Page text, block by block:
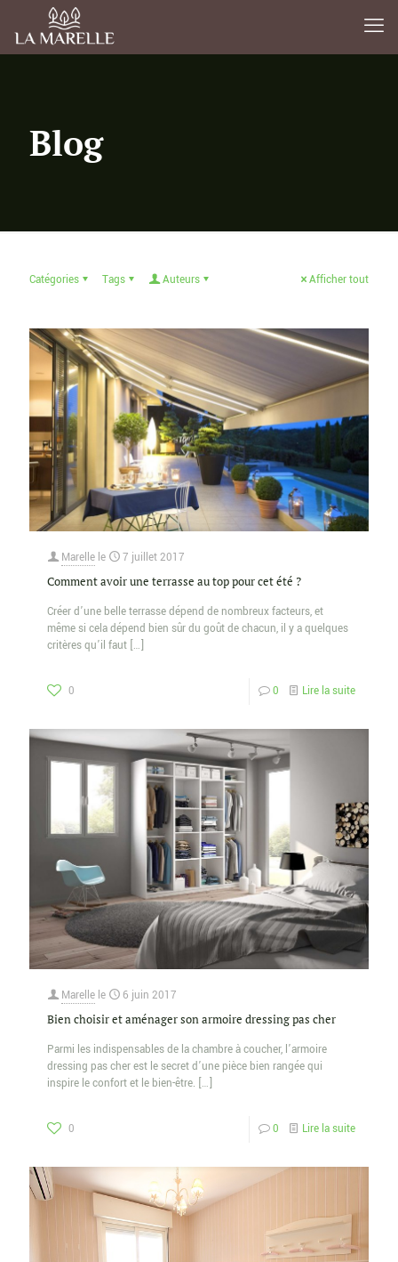
Blog
Catégories Tags Auteurs Afficher tout
Marelle le 7 juillet 2017
Comment avoir une terrasse au top pour cet été ?
Créer d’une belle terrasse dépend de nombreux facteurs, et
même si cela dépend bien sûr du goût de chacun, il y a quelques
critères qu’il faut […]
0 0 Lire la suite
Marelle le 6 juin 2017
Bien choisir et aménager son armoire dressing pas cher
Parmi les indispensables de la chambre à coucher, l’armoire
dressing pas cher est le secret d’une pièce bien rangée qui
inspire le confort et le bien-être. […]
0 0 Lire la suite